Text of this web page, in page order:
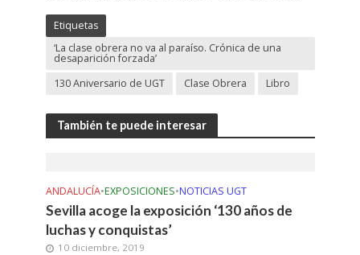
Etiquetas
‘La clase obrera no va al paraíso. Crónica de una
desaparición forzada’
130 Aniversario de UGT
Clase Obrera Libro
También te puede interesar
ANDALUCÍA•EXPOSICIONES•NOTICIAS UGT
Sevilla acoge la exposición ‘130 años de
luchas y conquistas’
10 diciembre, 2019